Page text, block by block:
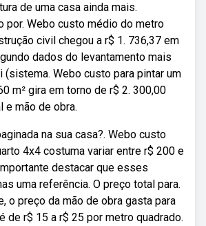
de uma casa ainda mais.
por. Webo custo médio do metro
civil chegou a r$ 1. 736,37 em
dados do levantamento mais
(sistema. Webo custo para pintar um
m² gira em torno de r$ 2. 300,00
e mão de obra.
na sua casa?. Webo custo
4x4 costuma variar entre r$ 200 e
destacar que esses
uma referência. O preço total para.
o preço da mão de obra gasta para
de r$ 15 a r$ 25 por metro quadrado.